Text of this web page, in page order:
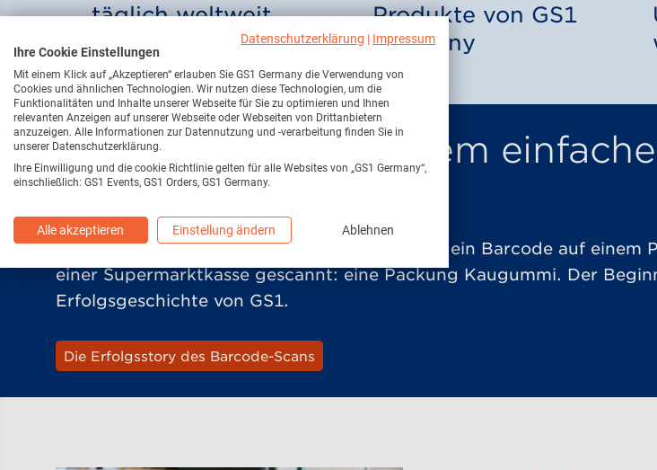
täglich weltweit
gescannt
Produkte von GS1
Germany
Alles begann mit einem
Beep...
Vor mehr als 50 Jahren wurde zum ersten Mal ein Barcode auf einem
einer Supermarktkasse gescannt: eine Packung Kaugummi. Der
Erfolgsgeschichte von GS1.
Die Erfolgsstory des Barcode-Scans
Datenschutzerklärung | Impressum
Ihre Cookie Einstellungen
Mit einem Klick auf „Akzeptieren“ erlauben Sie GS1 Germany die Verwendung von
Cookies und ähnlichen Technologien. Wir nutzen diese Technologien, um die
Funktionalitäten und Inhalte unserer Webseite für Sie zu optimieren und Ihnen
relevanten Anzeigen auf unserer Webseite oder Webseiten von Drittanbietern
anzuzeigen. Alle Informationen zur Datennutzung und -verarbeitung finden Sie in
unserer Datenschutzerklärung.
Ihre Einwilligung und die cookie Richtlinie gelten für alle Websites von „GS1 Germany“,
einschließlich: GS1 Events, GS1 Orders, GS1 Germany.
Alle akzeptieren Einstellung ändern Ablehnen